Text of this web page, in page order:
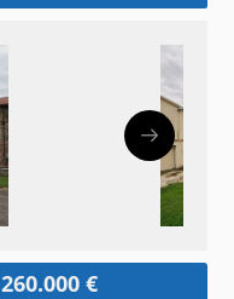
260.000 €